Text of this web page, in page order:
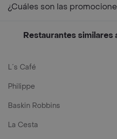
¿Cuáles son las
Restaurantes similares
L´s Café
Philippe
Baskin Robbins
La Cesta